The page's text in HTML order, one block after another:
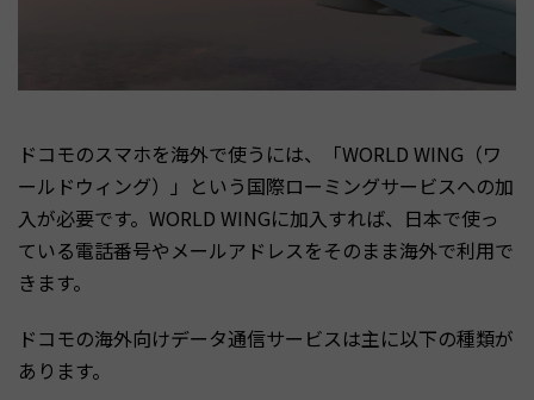
ドコモのスマホを海外で使うには、「WORLD WING（ワ
ールドウィング）」という国際ローミングサービスへの加
入が必要です。WORLD WINGに加入すれば、日本で使っ
ている電話番号やメールアドレスをそのまま海外で利用で
きます。
ドコモの海外向けデータ通信サービスは主に以下の種類が
あります。